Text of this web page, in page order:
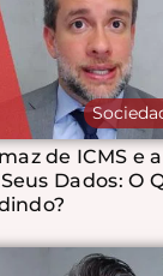
de ICMS e a
Dados: O